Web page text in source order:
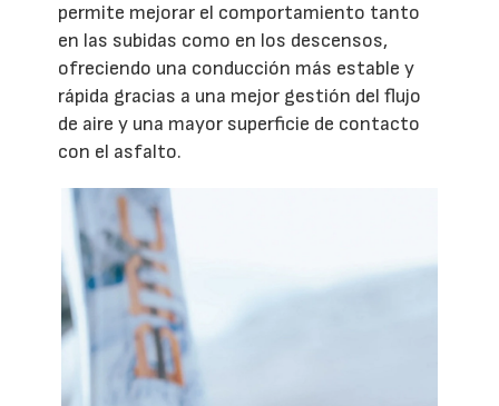
permite mejorar el comportamiento tanto
en las subidas como en los descensos,
ofreciendo una conducción más estable y
rápida gracias a una mejor gestión del flujo
de aire y una mayor superficie de contacto
con el asfalto.